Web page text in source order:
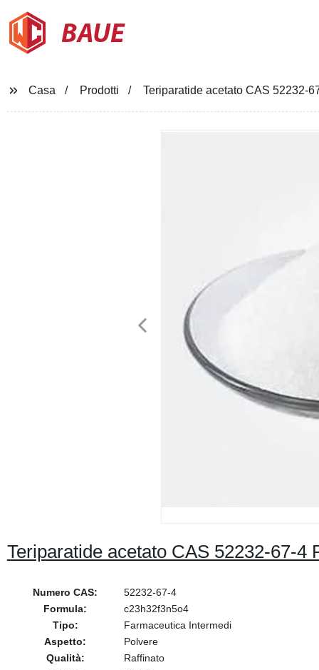
BAUE
Casa Prodotti Teriparatide acetato CAS 52232-
Teriparatide acetato CAS 52232-67-4
Numero CAS:
52232-67-4
Formula:
c23h32f3n5o4
Tipo:
Farmaceutica Intermedi
Aspetto:
Polvere
Qualità:
Raffinato